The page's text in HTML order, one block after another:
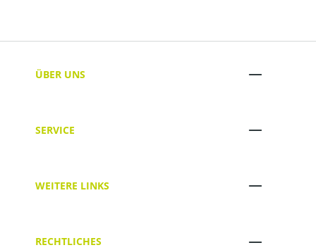
ÜBER UNS
SERVICE
WEITERE LINKS
RECHTLICHES